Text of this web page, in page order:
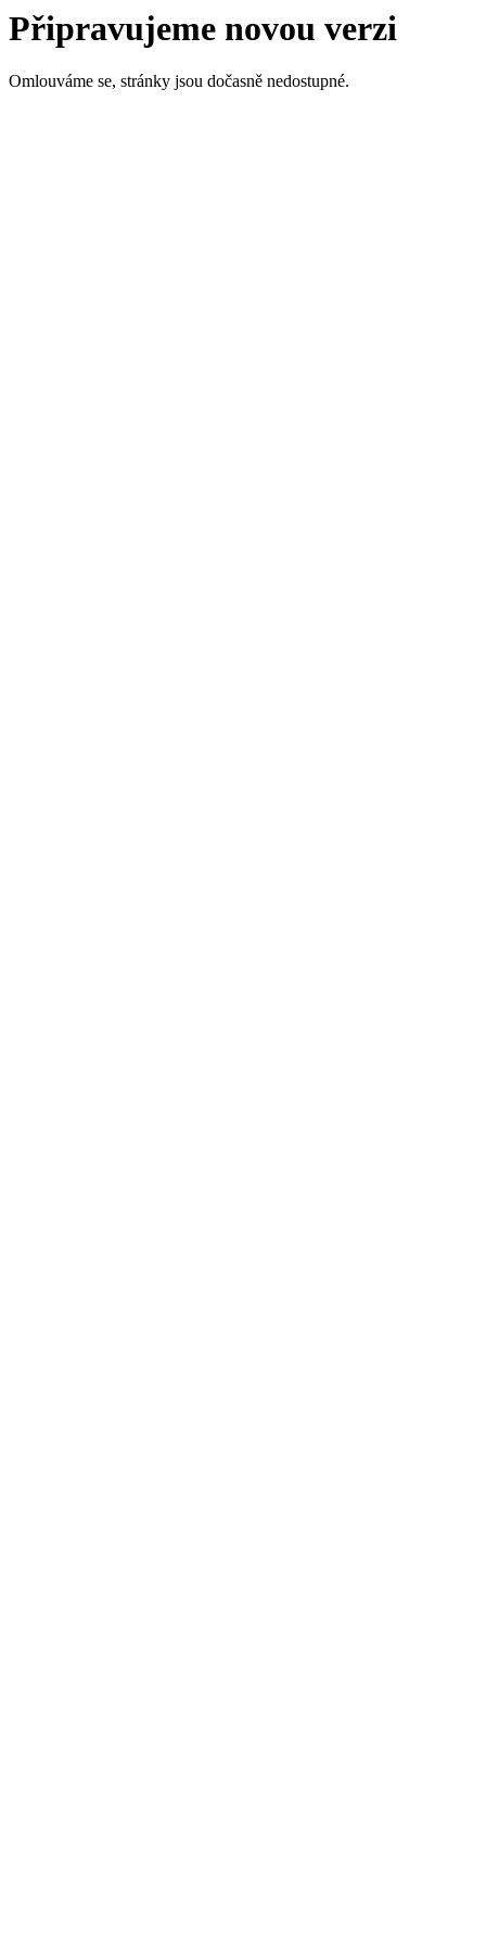
Připravujeme novou verzi
Omlouváme se, stránky jsou dočasně nedostupné.